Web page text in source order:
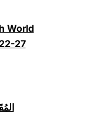
World
27
المُقَابَلَةُ